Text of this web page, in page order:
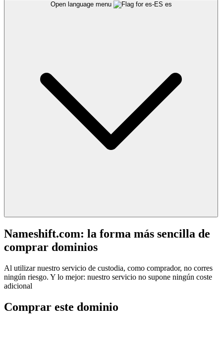
Open language menu es
Nameshift.com: la forma más sencilla de
comprar dominios
Al utilizar nuestro servicio de custodia, como comprador, no corres
ningún riesgo. Y lo mejor: nuestro servicio no supone ningún coste
adicional
Comprar este dominio